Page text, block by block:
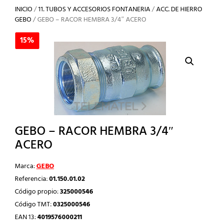
INICIO/11. TUBOS Y ACCESORIOS FONTANERIA/ACC. DE HIERRO
GEBO/ GEBO – RACOR HEMBRA 3/4″ ACERO
15%
GEBO – RACOR HEMBRA 3/4″
ACERO
Marca:GEBO
Referencia:01.150.01.02
Código propio:325000546
Código TMT:0325000546
EAN 13:4019576000211
15%